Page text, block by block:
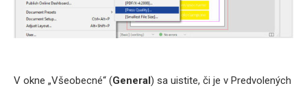
V okne „Všeobecné“ (General) sa uistite, či je v Predvolených